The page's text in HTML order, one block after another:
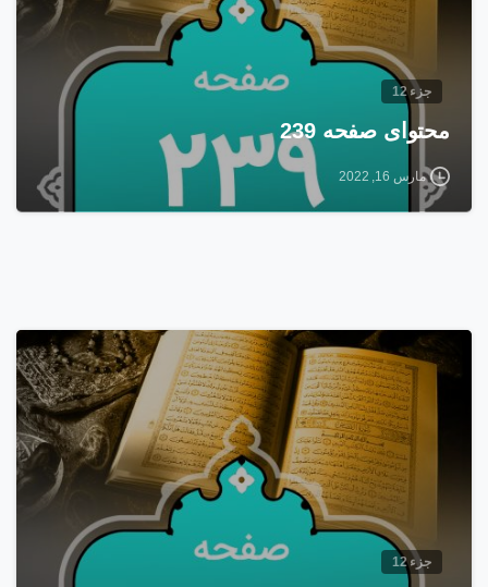
جزء 12
محتوای صفحه 239
مارس 16, 2022
12
جزء 12